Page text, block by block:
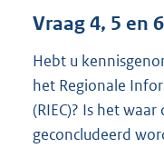
Vraag 4, 5 en 6
Hebt u
het Regionale
(RIEC)? Is het
geconcludeerd